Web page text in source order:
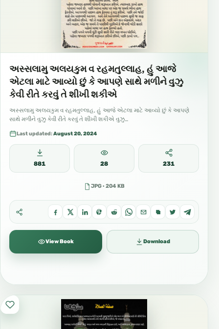
અસ્સલામુ અલયકુમ વ રહમતુલ્લાહ, હું આજે
એટલા માટે આવ્યો છું કે આપણે સાથે મળીને વુઝુ
કેવી રીતે કરવું તે શીખી શકીએ
અસ્સલામુ અલયકુમ વ રહમતુલ્લાહ, હું આજે એટલા માટે આવ્યો છું કે આપણે
સાથે મળીને વુઝુ કેવી રીતે કરવું તે શીખી શકીએ વુઝુ…
Last updated:August 20, 2024
881 28 231
JPG · 204 KB
View Book Download